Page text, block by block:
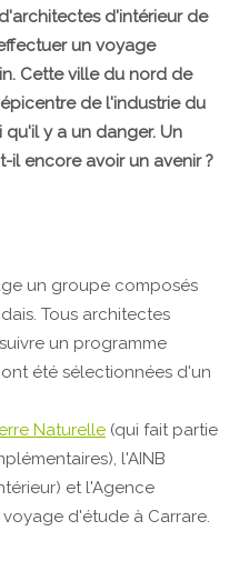
d'intérieur de
un voyage
Cette ville du nord de
de l'industrie du
qu'il y a un danger. Un
il encore avoir un avenir ?
un groupe composés
Tous architectes
un programme
été sélectionnées d'un
Naturelle (qui fait partie
l'AINB
et l'Agence
d'étude à Carrare.